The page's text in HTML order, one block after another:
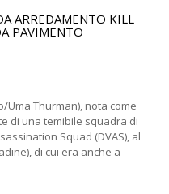
ARREDAMENTO KILL
PAVIMENTO
Uma Thurman), nota come
di una temibile squadra di
Squad (DVAS), al
di cui era anche a